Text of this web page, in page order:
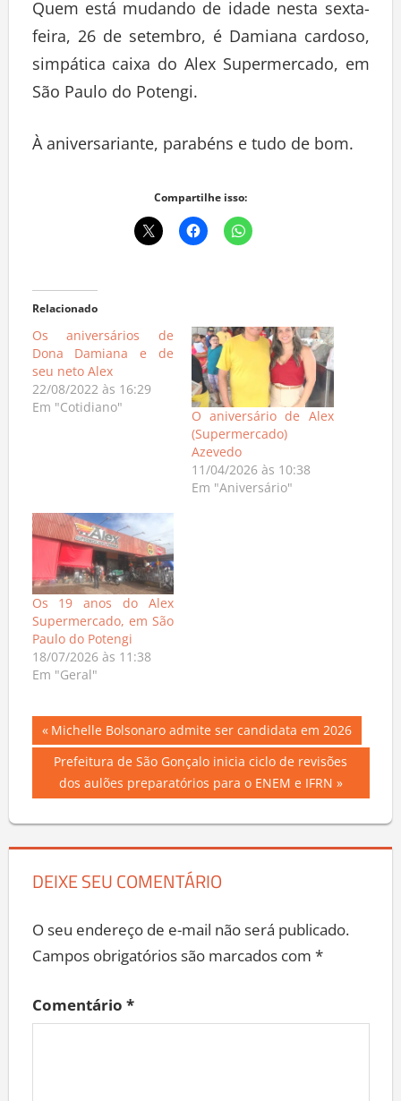
Quem está mudando de idade nesta sexta-
feira, 26 de setembro, é Damiana cardoso,
simpática caixa do Alex Supermercado, em
São Paulo do Potengi.
À aniversariante, parabéns e tudo de bom.
Compartilhe isso:
Relacionado
Os aniversários de
Dona Damiana e de
seu neto Alex
22/08/2022 às 16:29
Em "Cotidiano"
O aniversário de Alex
(Supermercado)
Azevedo
11/04/2026 às 10:38
Em "Aniversário"
Os 19 anos do Alex
Supermercado, em São
Paulo do Potengi
18/07/2026 às 11:38
Em "Geral"
Navegação
de
Post
Previous
Post:
Michelle Bolsonaro admite ser candidata em 2026
Next
Post:
Prefeitura de São Gonçalo inicia ciclo de revisões
dos aulões preparatórios para o ENEM e IFRN
DEIXE SEU COMENTÁRIO
O seu endereço de e-mail não será publicado.
Campos obrigatórios são marcados com *
Comentário *